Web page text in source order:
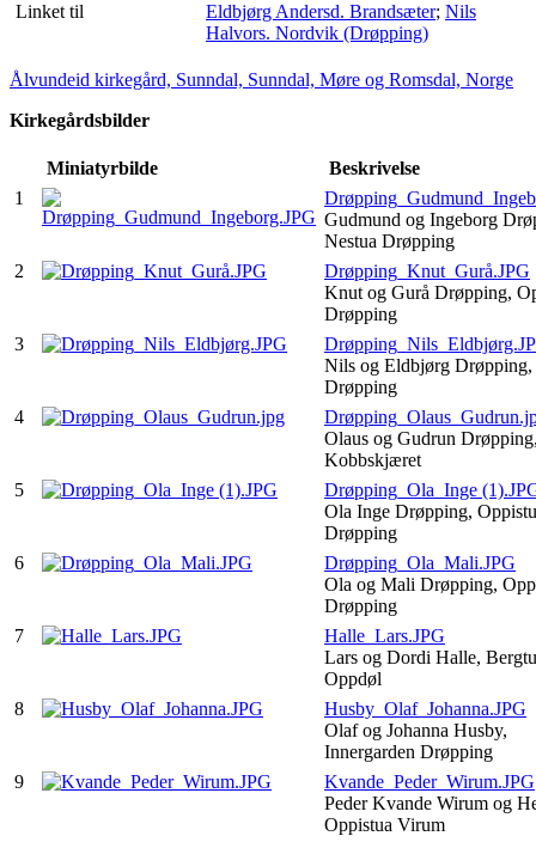
Linket til
Eldbjørg Andersd. Brandsæter; Nils
Halvors. Nordvik (Drøpping)
Ålvundeid kirkegård, Sunndal, Sunndal, Møre og Romsdal, Norge
Kirkegårdsbilder
Miniatyrbilde
Beskrivelse
1
Gudmund og Ingeborg
Nestua Drøpping
2
Drøpping_Knut_Gurå.JPG
Knut og Gurå Drøpping,
Drøpping
3
Nils og Eldbjørg Drøpping,
Drøpping
4
Olaus og Gudrun
Kobbskjæret
5
Drøpping_Ola_Inge
Ola Inge Drøpping,
Drøpping
6
Drøpping_Ola_Mali.JPG
Ola og Mali Drøpping,
Drøpping
7
Halle_Lars.JPG
Lars og Dordi Halle,
Oppdøl
8
Husby_Olaf_Johanna.JPG
Olaf og Johanna Husby,
Innergarden Drøpping
9
Kvande_Peder_Wirum.JPG
Peder Kvande Wirum og
Oppistua Virum